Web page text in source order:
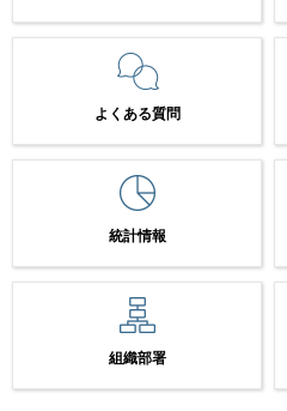
よくある質問
統計情報
組織部署